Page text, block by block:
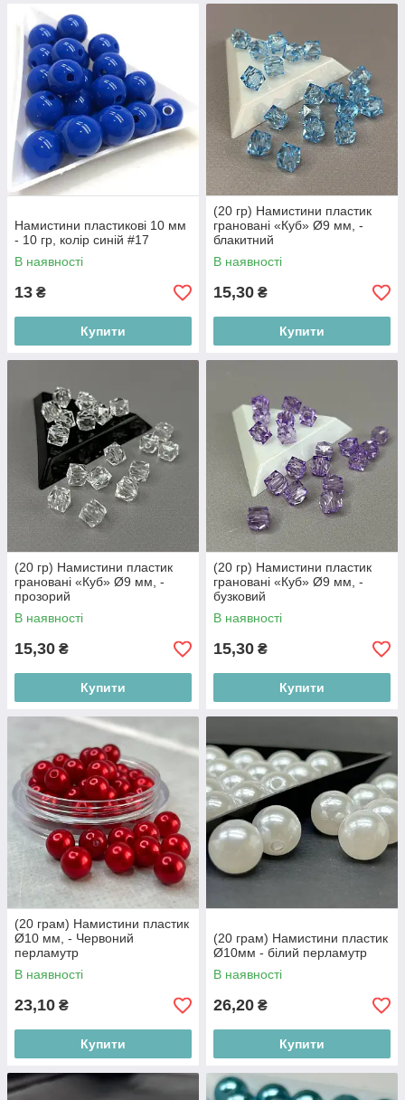
Намистини пластикові 10 мм
- 10 гр, колір синій #17
В наявності
13 ₴
Купити
(20 гр) Намистини пластик
грановані «Куб» Ø9 мм, -
блакитний
В наявності
15,30 ₴
Купити
(20 гр) Намистини пластик
грановані «Куб» Ø9 мм, -
прозорий
В наявності
15,30 ₴
Купити
(20 гр) Намистини пластик
грановані «Куб» Ø9 мм, -
бузковий
В наявності
15,30 ₴
Купити
(20 грам) Намистини пластик
Ø10 мм, - Червоний
перламутр
В наявності
23,10 ₴
Купити
(20 грам) Намистини пластик
Ø10мм - білий перламутр
В наявності
26,20 ₴
Купити